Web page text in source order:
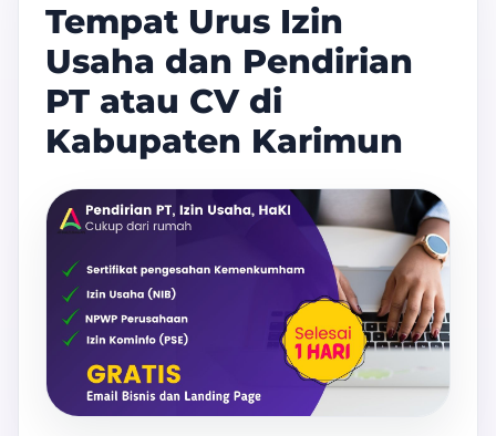
Tempat Urus Izin
Usaha dan Pendirian
PT atau CV di
Kabupaten Karimun